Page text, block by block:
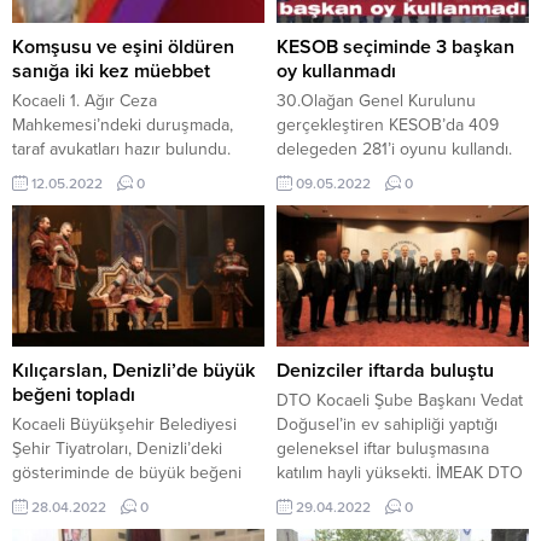
Komşusu ve eşini öldüren
sanığa iki kez müebbet
Kocaeli 1. Ağır Ceza
Mahkemesi’ndeki duruşmada,
taraf avukatları hazır bulundu.
Sanık Mehmet Akkuzu,
duruşmaya tutuklu bulunduğu
cezaevinden Ses ve Görüntü
Bilişim Sistemi (SEGBİS)
aracılığıyla katıldı. Mahkeme
heyeti, sanığa “kasten öldürme”
suçundan 2 kez müebbet hapis
cezası verdi. Kandıra Şahinler
Mahallesi’nde yaşayan Mehmet
Akkuzu (53), 9 Mayıs 2021’de
tarlada karşılaştığı husumetli...
12.05.2022 0
KESOB seçiminde 3 başkan
oy kullanmadı
30.Olağan Genel Kurulunu
gerçekleştiren KESOB’da 409
delegeden 281’i oyunu kullandı.
281 oydan 11’inin geçersiz
sayıldığı genel kurulda tek başkan
adayı mevcut başkan Kadir
Durmuş olurken buna rağmen
geçersiz oylar çıkması seçimi
takip edenleri şaşırttı. Bazı
oylarda ise yönetim kurulunda
yer alan isimlerin üzeri çizildi,
üzeri çizilenler Ali Sarı ( 8...
09.05.2022 0
Kılıçarslan, Denizli’de büyük
beğeni topladı
Kocaeli Büyükşehir Belediyesi
Şehir Tiyatroları, Denizli’deki
gösteriminde de büyük beğeni
topladı. Şehir Tiyatroları’nın
İskender Pala’nın yazdığı
28.04.2022 0
Denizciler iftarda buluştu
DTO Kocaeli Şube Başkanı Vedat
Doğusel’in ev sahipliği yaptığı
geleneksel iftar buluşmasına
katılım hayli yüksekti. İMEAK DTO
Yönetim Kurulu Başkanı Tamer
Kıran, Kocaeli Vali Yardımcısı
29.04.2022 0